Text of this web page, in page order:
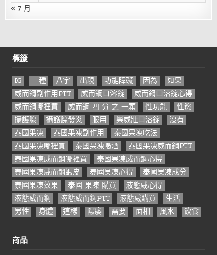
« 7 月
標籤
IG 一種 八字 出現 功能障礙 因為
如果
威而鋼副作用PTT
威而鋼口溶錠
威而鋼口溶錠心得
威而鋼哪裡買
威而鋼 四 分 之 一顆 性功能
性慾
攝護腺
攝護腺發炎 服用 樂威壯口溶錠
沒有
泰國果凍
泰國果凍副作用
泰國果凍吃法
泰國果凍哪裡買
泰國果凍喝酒
泰國果凍威而鋼PTT
泰國果凍威而鋼哪裡買
泰國果凍威而鋼心得
泰國果凍威而鋼蝦皮
泰國果凍心得
泰國果凍成分
泰國果凍效果
泰國 果凍 購買
液態威心得
液態威而鋼
液態威而鋼PTT 液態威購買
生活
男性
身體 這樣 陽痿 需要 面相 風水 飲食
商品